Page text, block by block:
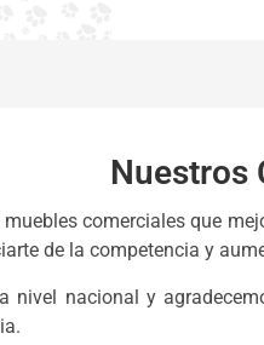
Nuestros
comerciales que
de la competencia y
nivel nacional y